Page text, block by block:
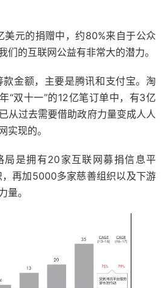
元的捐赠中，约80%来自于公众
们的互联网公益有非常大的潜力。
金额，主要是腾讯和支付宝。淘
“双十一”的12亿笔订单中，有3亿
从过去需要借助政府力量变成人人
实现的。
局是拥有20家互联网募捐信息平
再加5000多家慈善组织以及下游
量。